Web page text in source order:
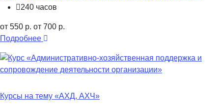
240 часов
от 550 р. от 700 р.
Подробнее
Курсы на тему «АХД, АХЧ»